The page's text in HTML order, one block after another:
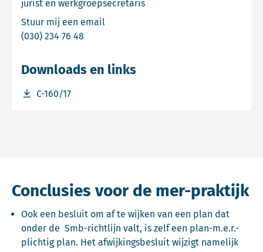
jurist en werkgroepsecretaris
Stuur mij een email
(030) 234 76 48
Downloads en links
C-160/17
Download bestand C-160/17
Conclusies voor de mer-praktijk
Ook een besluit om af te wijken van een plan dat
onder de Smb-richtlijn valt, is zelf een plan-m.e.r.-
plichtig plan. Het afwijkingsbesluit wijzigt namelijk